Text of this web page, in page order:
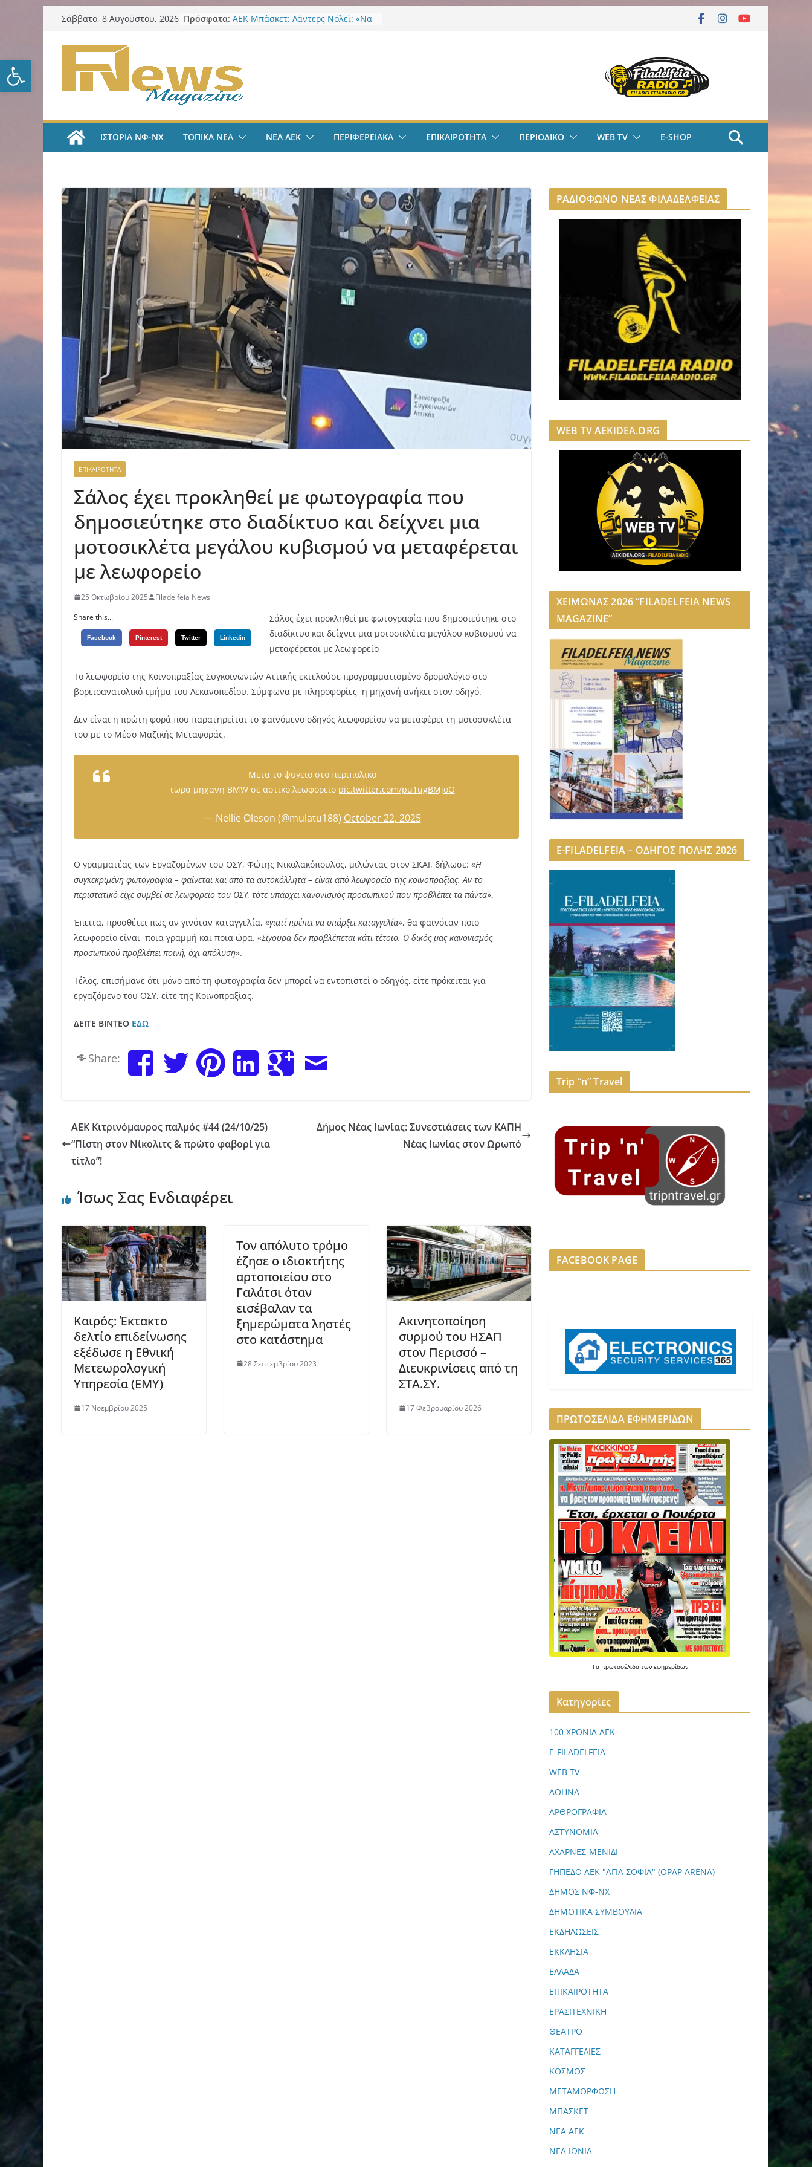
Ανοίξτε τη γραμμή εργαλείων
Μετάβαση
περιεχόμενο
Σάββατο, 8 Αυγούστου, 2026 Πρόσφατα: ΑΕΚ Μπάσκετ: Λάντερς Νόλεϊ: «Να
μέσα από το filadelfeiaradio & web
tv
ΑΕΚ Ποδόσφαιρο: Λόβρο Μάγερ:
«Ήρθα στην ΑΕΚ για το Champions
Λαϊκή Συσπείρωση ΝΦ-ΝΧ:
Συλλυπητήρια για την απώλεια της
πυρόπληκτων
ΙΣΤΟΡΙΑ ΝΦ-ΝΧ ΤΟΠΙΚΑ ΝΕΑ ΝΕΑ ΑΕΚ ΠΕΡΙΦΕΡΕΙΑΚΑ ΕΠΙΚΑΙΡΟΤΗΤΑ ΠΕΡΙΟΔΙΚΟ WEB TV E-SHOP
ΕΠΙΚΑΙΡΟΤΗΤΑ
Σάλος έχει προκληθεί με φωτογραφία που
δημοσιεύτηκε στο διαδίκτυο και δείχνει μια
μοτοσικλέτα μεγάλου κυβισμού να μεταφέρεται
με λεωφορείο
25 Οκτωβρίου 2025
Filadelfeia News
Share this...
Facebook Pinterest Twitter Linkedin
Σάλος έχει προκληθεί με φωτογραφία που δημοσιεύτηκε στο
διαδίκτυο και δείχνει μια μοτοσικλέτα μεγάλου κυβισμού να
μεταφέρεται με λεωφορείο
Το λεωφορείο της Κοινοπραξίας Συγκοινωνιών Αττικής εκτελούσε προγραμματισμένο δρομολόγιο στο
βορειοανατολικό τμήμα του Λεκανοπεδίου. Σύμφωνα με πληροφορίες, η μηχανή ανήκει στον οδηγό.
Δεν είναι η πρώτη φορά που παρατηρείται το φαινόμενο οδηγός λεωφορείου να μεταφέρει τη μοτοσυκλέτα
του με το Μέσο Μαζικής Μεταφοράς.
Μετα το ψυγειο στο περιπολικο
τωρα μηχανη BMW σε αστικο λεωφορειο pic.twitter.com/pu1ugBMjoO
— Nellie Oleson (@mulatu188) October 22, 2025
Ο γραμματέας των Εργαζομένων του ΟΣΥ, Φώτης Νικολακόπουλος, μιλώντας στον ΣΚΑΪ, δήλωσε: «Η
συγκεκριμένη φωτογραφία – φαίνεται και από τα αυτοκόλλητα – είναι από λεωφορείο της κοινοπραξίας. Αν το
περιστατικό είχε συμβεί σε λεωφορείο του ΟΣΥ, τότε υπάρχει κανονισμός προσωπικού που προβλέπει τα πάντα».
Έπειτα, προσθέτει πως αν γινόταν καταγγελία, «γιατί πρέπει να υπάρξει καταγγελία», θα φαινόταν ποιο
λεωφορείο είναι, ποια γραμμή και ποια ώρα. «Σίγουρα δεν προβλέπεται κάτι τέτοιο. Ο δικός μας κανονισμός
προσωπικού προβλέπει ποινή, όχι απόλυση».
Τέλος, επισήμανε ότι μόνο από τη φωτογραφία δεν μπορεί να εντοπιστεί ο οδηγός, είτε πρόκειται για
εργαζόμενο του ΟΣΥ, είτε της Κοινοπραξίας.
ΔΕΙΤΕ ΒΙΝΤΕΟ ΕΔΩ
Share:
AEK Κιτρινόμαυρος παλμός #44 (24/10/25)
“Πίστη στον Νίκολιτς & πρώτο φαβορί για
τίτλο”!
Δήμος Νέας Ιωνίας: Συνεστιάσεις των ΚΑΠΗ
Νέας Ιωνίας στον Ωρωπό
Ίσως Σας Ενδιαφέρει
Καιρός: Έκτακτο
δελτίο επιδείνωσης
εξέδωσε η Εθνική
Μετεωρολογική
Υπηρεσία (ΕΜΥ)
17 Νοεμβρίου 2025
Τον απόλυτο τρόμο
έζησε o ιδιοκτήτης
αρτοποιείου στο
Γαλάτσι όταν
εισέβαλαν τα
ξημερώματα ληστές
στο κατάστημα
28 Σεπτεμβρίου 2023
Ακινητοποίηση
συρμού του ΗΣΑΠ
στον Περισσό –
Διευκρινίσεις από τη
ΣΤΑ.ΣΥ.
17 Φεβρουαρίου 2026
ΡΑΔΙΟΦΩΝΟ ΝΕΑΣ ΦΙΛΑΔΕΛΦΕΙΑΣ
WEB TV AEKIDEA.ORG
ΧΕΙΜΩΝΑΣ 2026 “FILADELFEIA NEWS
MAGAZINE”
E-FILADELFEIA – ΟΔΗΓΟΣ ΠΟΛΗΣ 2026
Trip “n” Travel
FACEBOOK PAGE
ΠΡΩΤΟΣΕΛΙΔΑ ΕΦΗΜΕΡΙΔΩΝ
Τα πρωτοσέλιδα των εφημερίδων
Kατηγορίες
100 ΧΡΟΝΙΑ ΑΕΚ
E-FILADELFEIA
WEB TV
ΑΘΗΝΑ
ΑΡΘΡΟΓΡΑΦΙΑ
ΑΣΤΥΝΟΜΙΑ
ΑΧΑΡΝΕΣ-ΜΕΝΙΔΙ
ΓΗΠΕΔΟ ΑΕΚ "ΑΓΙΑ ΣΟΦΙΑ" (OPAP ARENA)
ΔΗΜΟΣ ΝΦ-ΝΧ
ΔΗΜΟΤΙΚΑ ΣΥΜΒΟΥΛΙΑ
ΕΚΔΗΛΩΣΕΙΣ
ΕΚΚΛΗΣΙΑ
ΕΛΛΑΔΑ
ΕΠΙΚΑΙΡΟΤΗΤΑ
ΕΡΑΣΙΤΕΧΝΙΚΗ
ΘΕΑΤΡΟ
ΚΑΤΑΓΓΕΛΙΕΣ
ΚΟΣΜΟΣ
ΜΕΤΑΜΟΡΦΩΣΗ
ΜΠΑΣΚΕΤ
ΝΕΑ ΑΕΚ
ΝΕΑ ΙΩΝΙΑ